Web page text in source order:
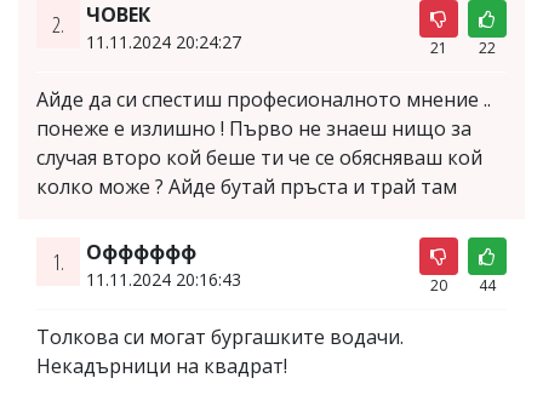
2. ЧОВЕК
11.11.2024 20:24:27 21 22
Айде да си спестиш професионалното мнение ..
понеже е излишно ! Първо не знаеш нищо за
случая второ кой беше ти че се обясняваш кой
колко може ? Айде бутай пръста и трай там
1. Офффффф
11.11.2024 20:16:43 20 44
Толкова си могат бургашките водачи.
Некадърници на квадрат!